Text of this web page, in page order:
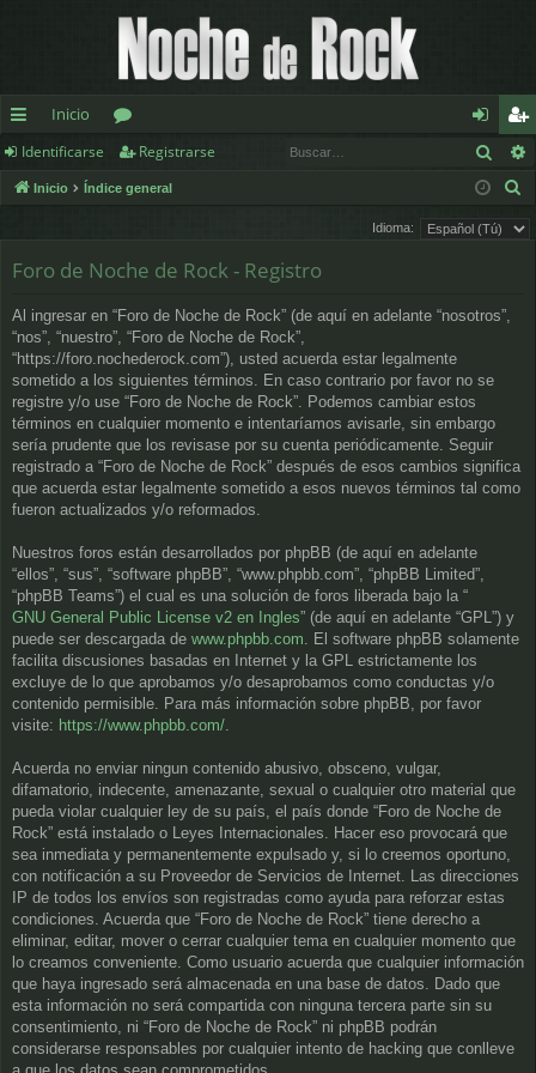
nl
ac
rá
pi
d
os
Inicio
or
os
de
nt
ifi
rs
eg
ist
ra
Identificarse Registrarse
Inicio Índice general
Idioma:
Foro de Noche de Rock - Registro
Al ingresar en “Foro de Noche de Rock” (de aquí en adelante “nosotros”,
“nos”, “nuestro”, “Foro de Noche de Rock”,
“https://foro.nochederock.com”), usted acuerda estar legalmente
sometido a los siguientes términos. En caso contrario por favor no se
registre y/o use “Foro de Noche de Rock”. Podemos cambiar estos
términos en cualquier momento e intentaríamos avisarle, sin embargo
sería prudente que los revisase por su cuenta periódicamente. Seguir
registrado a “Foro de Noche de Rock” después de esos cambios significa
que acuerda estar legalmente sometido a esos nuevos términos tal como
fueron actualizados y/o reformados.
Nuestros foros están desarrollados por phpBB (de aquí en adelante
“ellos”, “sus”, “software phpBB”, “www.phpbb.com”, “phpBB Limited”,
“phpBB Teams”) el cual es una solución de foros liberada bajo la “
GNU General Public License v2 en Ingles” (de aquí en adelante “GPL”) y
puede ser descargada de www.phpbb.com . El software phpBB solamente
facilita discusiones basadas en Internet y la GPL estrictamente los
excluye de lo que aprobamos y/o desaprobamos como conductas y/o
contenido permisible. Para más información sobre phpBB, por favor
visite: https://www.phpbb.com/
Acuerda no enviar ningun contenido abusivo, obsceno, vulgar,
difamatorio, indecente, amenazante, sexual o cualquier otro material que
pueda violar cualquier ley de su país, el país donde “Foro de Noche de
Rock” está instalado o Leyes Internacionales. Hacer eso provocará que
sea inmediata y permanentemente expulsado y, si lo creemos oportuno,
con notificación a su Proveedor de Servicios de Internet. Las direcciones
IP de todos los envíos son registradas como ayuda para reforzar estas
condiciones. Acuerda que “Foro de Noche de Rock” tiene derecho a
eliminar, editar, mover o cerrar cualquier tema en cualquier momento que
lo creamos conveniente. Como usuario acuerda que cualquier información
que haya ingresado será almacenada en una base de datos. Dado que
esta información no será compartida con ninguna tercera parte sin su
consentimiento, ni “Foro de Noche de Rock” ni phpBB podrán
considerarse responsables por cualquier intento de hacking que conlleve
a que los datos sean comprometidos.